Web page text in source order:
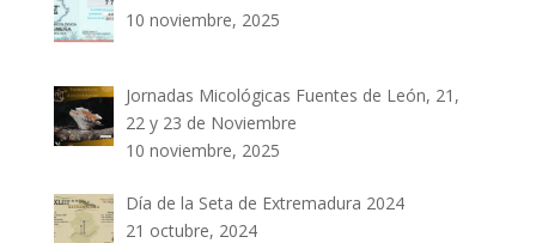
10 noviembre, 2025
Jornadas Micológicas Fuentes de León, 21,
22 y 23 de Noviembre
10 noviembre, 2025
Día de la Seta de Extremadura 2024
21 octubre, 2024